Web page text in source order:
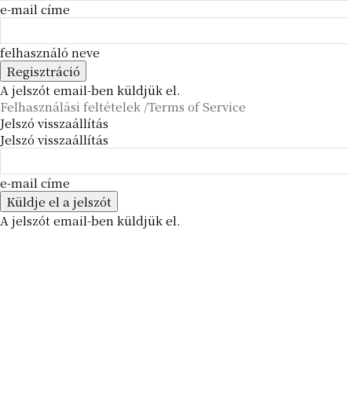
e-mail címe
felhasználó neve
A jelszót email-ben küldjük el.
Felhasználási feltételek /Terms of Service
Jelszó visszaállítás
Jelszó visszaállítás
e-mail címe
A jelszót email-ben küldjük el.